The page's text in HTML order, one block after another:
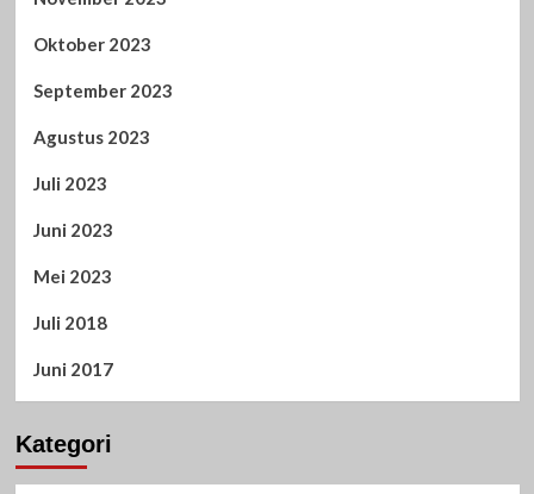
Oktober 2023
September 2023
Agustus 2023
Juli 2023
Juni 2023
Mei 2023
Juli 2018
Juni 2017
Kategori